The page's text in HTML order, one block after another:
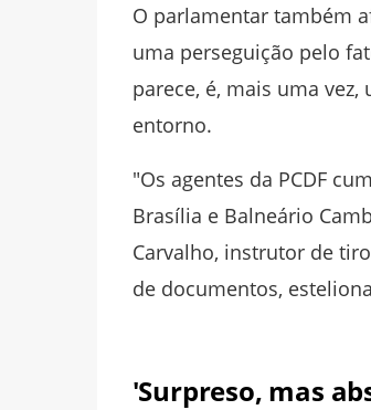
O parlamentar também
uma perseguição pelo
parece, é, mais uma
entorno.
"Os agentes da PCDF
Brasília e Balneário
Carvalho, instrutor de
de documentos,
'Surpreso, mas